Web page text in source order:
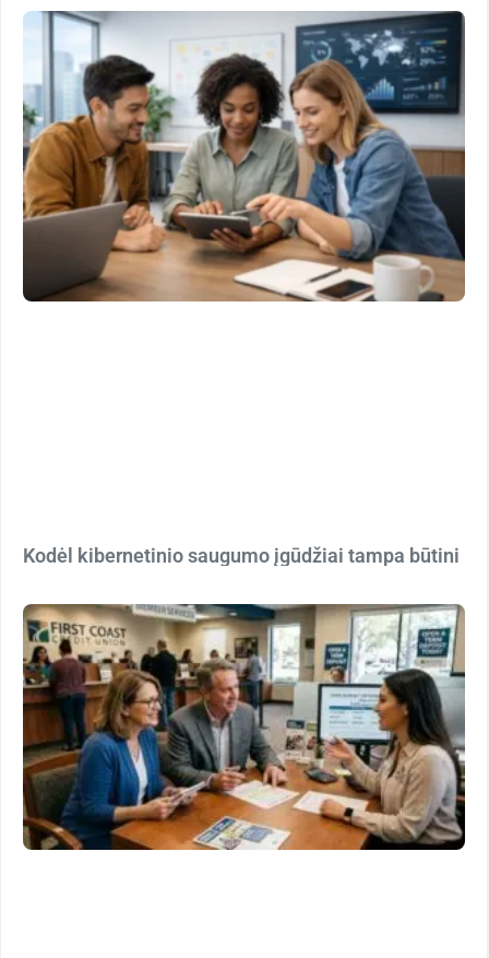
Kodėl kibernetinio saugumo įgūdžiai tampa būtini